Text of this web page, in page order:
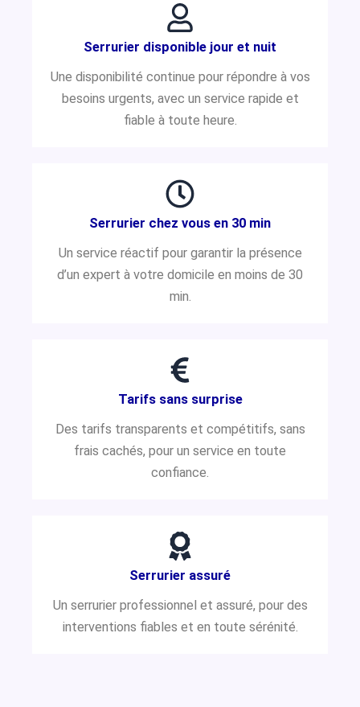
Serrurier disponible jour et nuit
Une disponibilité continue pour répondre à vos
besoins urgents, avec un service rapide et
fiable à toute heure.
Serrurier chez vous en 30 min
Un service réactif pour garantir la présence
d’un expert à votre domicile en moins de 30
min.
Tarifs sans surprise
Des tarifs transparents et compétitifs, sans
frais cachés, pour un service en toute
confiance.
Serrurier assuré
Un serrurier professionnel et assuré, pour des
interventions fiables et en toute sérénité.